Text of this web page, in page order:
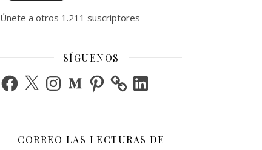
Únete a otros 1.211 suscriptores
SÍGUENOS
Facebook
X InstagramMediumPinterest LinkedIn
CORREO LAS LECTURAS DE